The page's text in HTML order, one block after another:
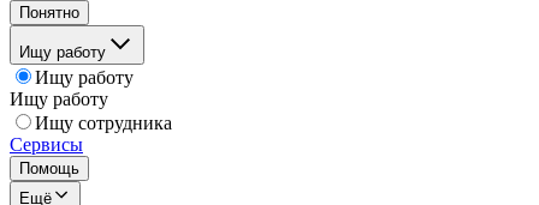
Понятно
Ищу работу
Ищу работу
Ищу работу
Ищу сотрудника
Сервисы
Помощь
Ещё